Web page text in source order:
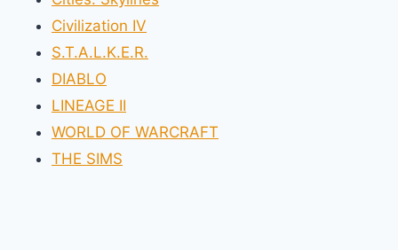
Civilization IV
S.T.A.L.K.E.R.
DIABLO
LINEAGE II
WORLD OF WARCRAFT
THE SIMS